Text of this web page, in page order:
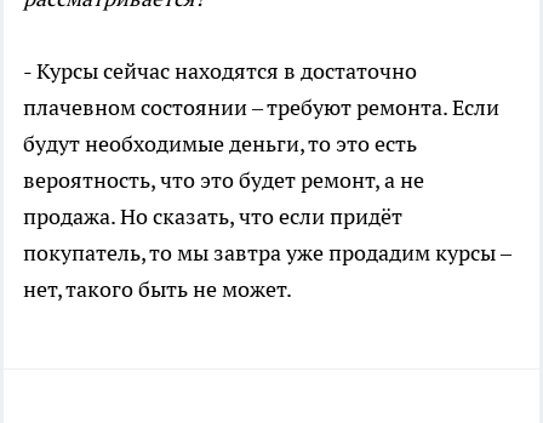
- Курсы сейчас находятся в достаточно
плачевном состоянии – требуют ремонта. Если
будут необходимые деньги, то это есть
вероятность, что это будет ремонт, а не
продажа. Но сказать, что если придёт
покупатель, то мы завтра уже продадим курсы –
нет, такого быть не может.